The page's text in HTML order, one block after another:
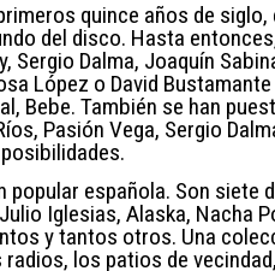
quince años de
del disco. Hasta
Sergio Dalma, Joaquín
López o David
Bebe. También se han
Pasión Vega, Sergio
española. Son siete
Iglesias, Alaska, Nacha
y tantos otros. Una
los patios de